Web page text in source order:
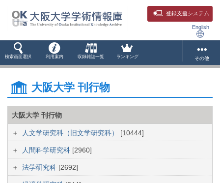
登録支援システム
English
検索画面選択 利用案内 収録雑誌一覧 ランキング その他
大阪大学 刊行物
大阪大学 刊行物
人文学研究科（旧文学研究科） [10444]
人間科学研究科 [2960]
法学研究科 [2692]